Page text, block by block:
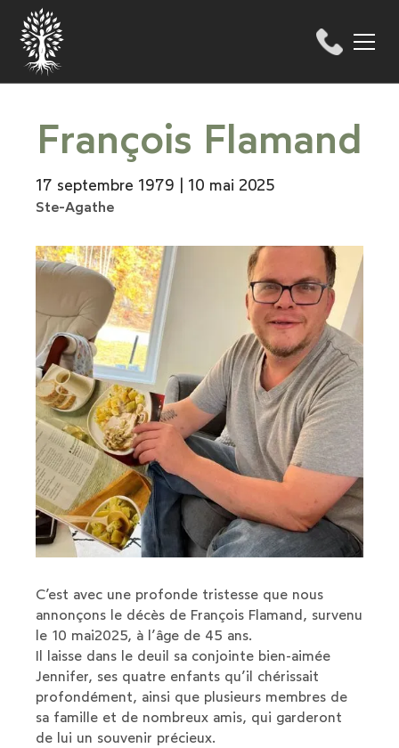
François Flamand
17 septembre 1979 | 10 mai 2025
Ste-Agathe
C’est avec une profonde tristesse que nous
annonçons le décès de François Flamand, survenu
le 10 mai2025, à l’âge de 45 ans.
Il laisse dans le deuil sa conjointe bien-aimée
Jennifer, ses quatre enfants qu’il chérissait
profondément, ainsi que plusieurs membres de
sa famille et de nombreux amis, qui garderont
de lui un souvenir précieux.